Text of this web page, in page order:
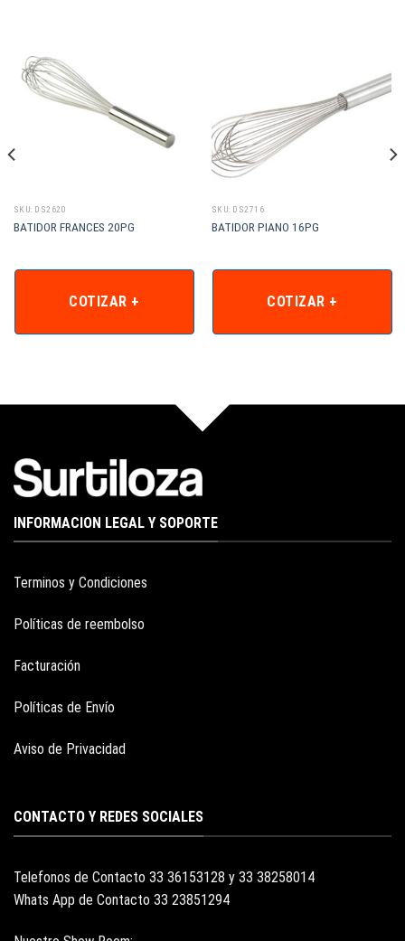
SKU: DS2620
BATIDOR FRANCES 20PG
COTIZAR +
SKU: DS2716
BATIDOR PIANO 16PG
COTIZAR +
INFORMACION LEGAL Y SOPORTE
Terminos y Condiciones
Políticas de reembolso
Facturación
Políticas de Envío
Aviso de Privacidad
CONTACTO Y REDES SOCIALES
Telefonos de Contacto 33 36153128 y 33 38258014
Whats App de Contacto 33 23851294